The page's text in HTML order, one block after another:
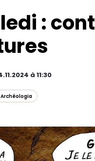
:
à 11:30
Archéologia